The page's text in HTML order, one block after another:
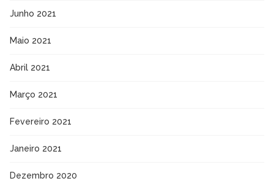
Junho 2021
Maio 2021
Abril 2021
Março 2021
Fevereiro 2021
Janeiro 2021
Dezembro 2020